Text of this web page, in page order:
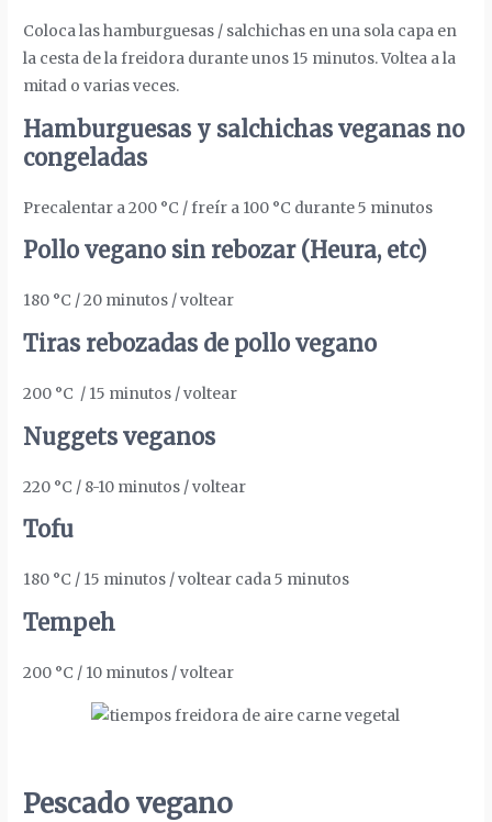
Coloca las hamburguesas / salchichas en una sola capa en
la cesta de la freidora durante unos 15 minutos. Voltea a la
mitad o varias veces.
Hamburguesas y salchichas veganas no
congeladas
Precalentar a 200 °C / freír a 100 °C durante 5 minutos
Pollo vegano sin rebozar (Heura, etc)
180 °C / 20 minutos / voltear
Tiras rebozadas de pollo vegano
200 °C / 15 minutos / voltear
Nuggets veganos
220 °C / 8-10 minutos / voltear
Tofu
180 °C / 15 minutos / voltear cada 5 minutos
Tempeh
200 °C / 10 minutos / voltear
Pescado vegano